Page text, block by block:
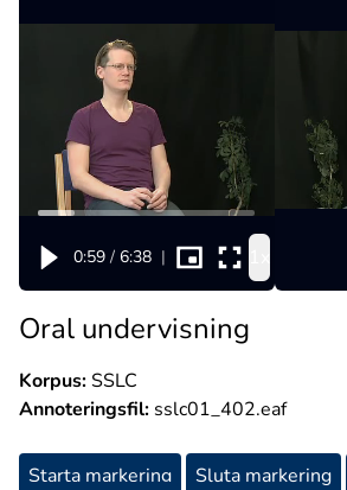
0:59 / 6:38 |
Oral undervisning
Korpus:SSLC
Annoteringsfil: sslc01_402.eaf
Starta markering Sluta markering